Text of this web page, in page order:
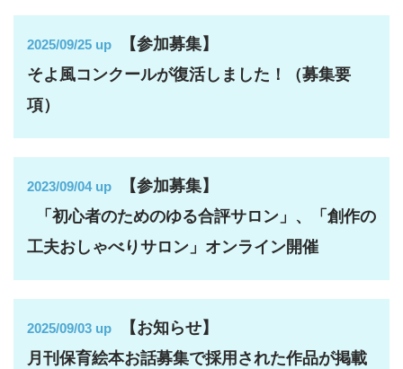
2025/09/25 up
【参加募集】
そよ風コンクールが復活しました！（募集要
項）
2023/09/04 up
【参加募集】
「初心者のためのゆる合評サロン」、「創作の
工夫おしゃべりサロン」オンライン開催
2025/09/03 up 【お知らせ】
月刊保育絵本お話募集で採用された作品が掲載